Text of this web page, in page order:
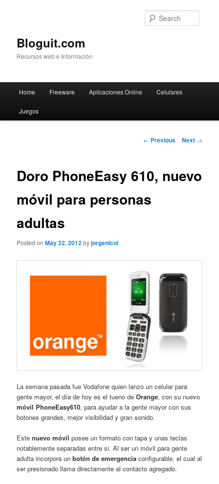
Bloguit.com
Recursos web e Información
Skip
to
Home Freeware Aplicaciones Online Celulares
Juegos
Post
← Previous Next →
Doro PhoneEasy 610, nuevo
móvil para personas
adultas
Posted onMay 22, 2012byjorgenicol
La semana pasada fue Vodafone quien lanzo un celular para
gente mayor, el día de hoy es el tueno de Orange, con su nuevo
móvil PhoneEasy610, para ayudar a la gente mayor con sus
botones grandes, mejor visibilidad y gran sonido.
Estenuevo móvil posee un formato con tapa y unas teclas
notablemente separadas entre si. Al ser un móvil para gente
adulta incorpora un botón de emergencia configurable, el cual al
ser presionado llama directamente al contacto agregado.